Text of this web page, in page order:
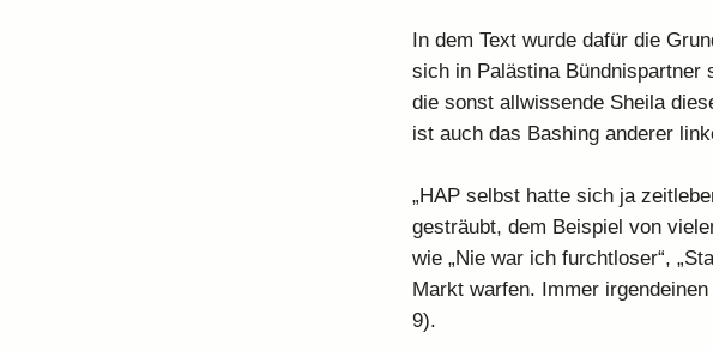
In dem Text wurde dafür die
sich in Palästina Bündnispartner
die sonst allwissende Sheila
ist auch das Bashing anderer
„HAP selbst hatte sich ja
gesträubt, dem Beispiel von
wie „Nie war ich furchtloser“,
Markt warfen. Immer
9).